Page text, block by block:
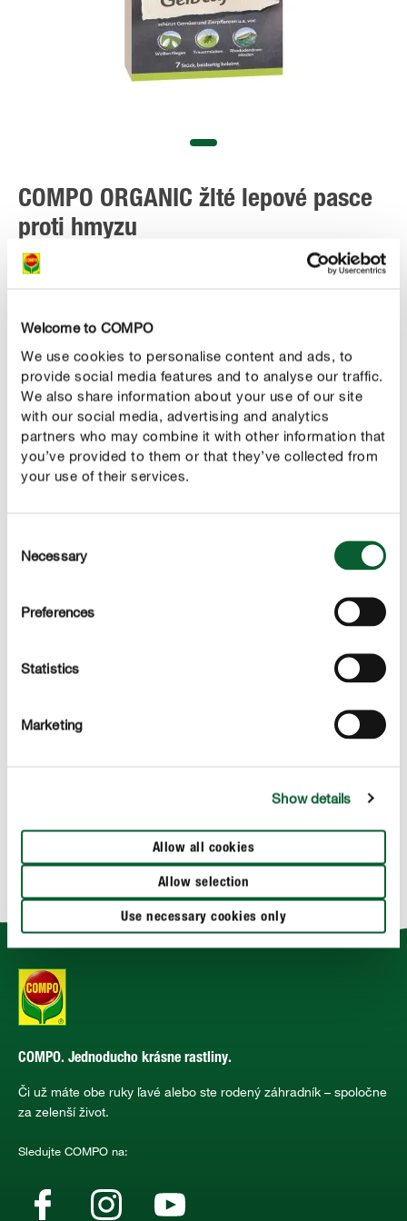
Welcome to COMPO
We use cookies to personalise content and ads, to
provide social media features and to analyse our traffic.
We also share information about your use of our site
with our social media, advertising and analytics
partners who may combine it with other information that
you’ve provided to them or that they’ve collected from
your use of their services.
Selection
Necessary
Preferences
Statistics
Marketing
Show details
Allow all cookies
Allow selection
Use necessary cookies only
COMPO ORGANIC žlté lepové pasce
proti hmyzu
ZAKÚPIŤ ONLINE
Výhody
chráni okrasné rastliny a zeleninu
bezpečné lepové pasce so špeciálnou žltou hlinkou
s viazacím drôtikom
COMPO. Jednoducho krásne rastliny.
Či už máte obe ruky ľavé alebo ste rodený záhradník – spoločne
za zelenší život.
Sledujte COMPO na: